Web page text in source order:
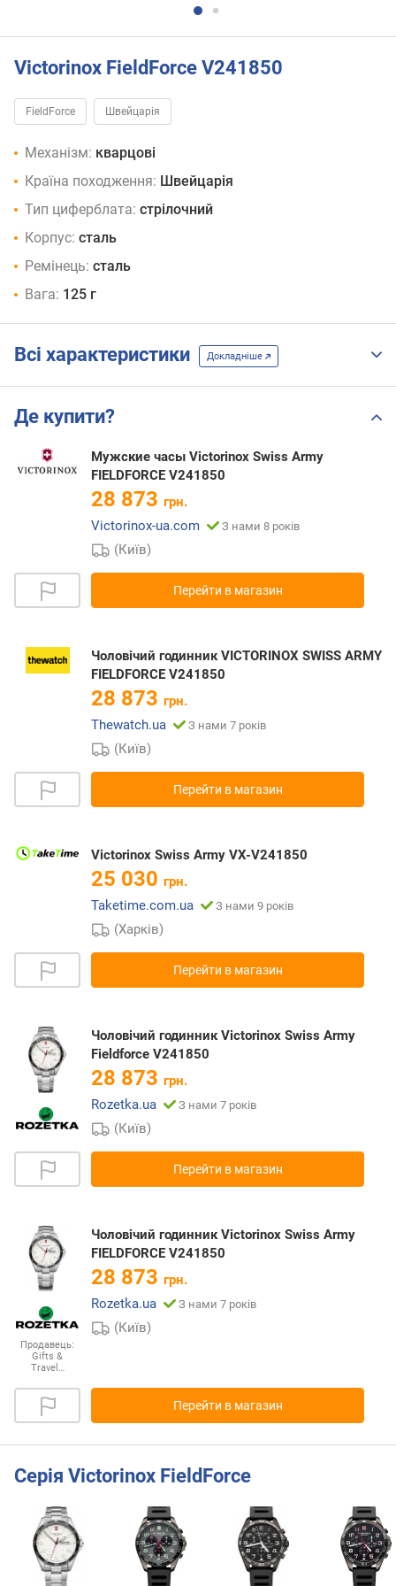
Victorinox FieldForce V241850
FieldForce Швейцарія
Механізм: кварцові
Країна походження: Швейцарія
Тип циферблата: стрілочний
Корпус: сталь
Ремінець: сталь
Вага: 125 г
Всі характеристики Докладніше
Де купити?
Мужские часы Victorinox Swiss Army
FIELDFORCE V241850
28 873 грн.
Victorinox-ua.com
З нами 8 років
(Київ)
Перейти в магазин
Чоловічий годинник VICTORINOX SWISS ARMY
FIELDFORCE V241850
28 873 грн.
Thewatch.ua
З нами 7 років
(Київ)
Перейти в магазин
Victorinox Swiss Army VX-V241850
25 030 грн.
Taketime.com.ua
З нами 9 років
(Харків)
Перейти в магазин
Чоловічий годинник Victorinox Swiss Army
Fieldforce V241850
28 873 грн.
Rozetka.ua
З нами 7 років
(Київ)
Перейти в магазин
Продавець:
Gifts &
Travel…
Чоловічий годинник Victorinox Swiss Army
FIELDFORCE V241850
28 873 грн.
Rozetka.ua
З нами 7 років
(Київ)
Перейти в магазин
Серія Victorinox FieldForce